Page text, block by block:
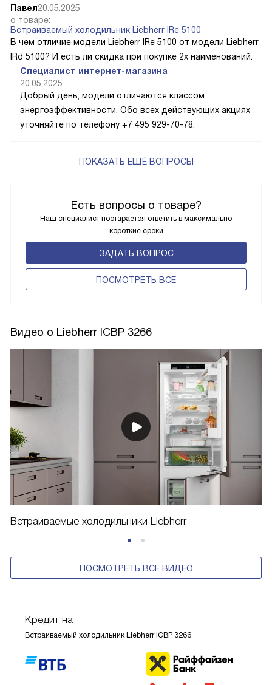
Есть вопросы о товаре?
Наш специалист постарается ответить в максимально
короткие сроки
ЗАДАТЬ ВОПРОС
ПОCМОТРЕТЬ ВСЕ
Павел20.05.2025
о товаре:
Встраиваемый холодильник Liebherr IRe 5100
В чем отличие модели Liebherr IRe 5100 от модели Liebherr
IRd 5100? И есть ли скидка при покупке 2х наименований.
Специалист интернет-магазина
20.05.2025
Добрый день, модели отличаются классом
энергоэффективности. Обо всех действующих акциях
уточняйте по телефону +7 495 929-70-78.
ПОКАЗАТЬ ЕЩЁ ВОПРОСЫ
Видео о Liebherr ICBP 3266
Встраиваемые холодильники Liebherr
ПОСМОТРЕТЬ ВСЕ ВИДЕО
Кредит на
Встраиваемый холодильник Liebherr ICBP 3266